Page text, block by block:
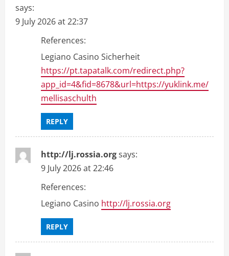
says:
9 July 2026 at 22:37
References:
Legiano Casino Sicherheit
https://pt.tapatalk.com/redirect.php?
app_id=4&fid=8678&url=https://yuklink.me/
mellisaschulth
REPLY
http://lj.rossia.orgsays:
9 July 2026 at 22:46
References:
Legiano Casino http://lj.rossia.org
REPLY